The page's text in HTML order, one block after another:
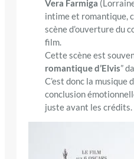
Vera Farmiga
intime et romantique,
scène d’ouverture du
film.
Cette scène est
romantique d’Elvis”
C’est donc la musique
conclusion
juste avant les crédits.